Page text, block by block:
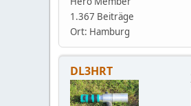
1.367 Beiträge
Ort: Hamburg
DL3HRT